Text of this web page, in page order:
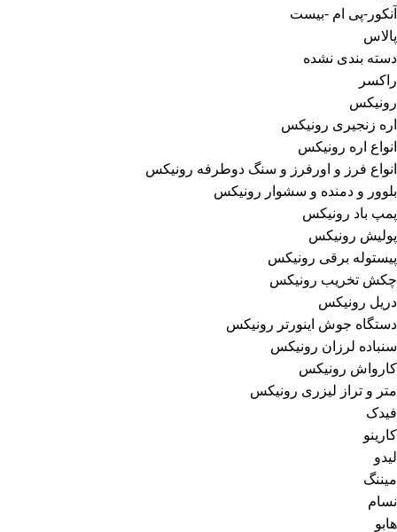
آنکور-پی ام -بیست
پالاس
دسته بندی نشده
راکسر
رونیکس
اره زنجیری رونیکس
انواع اره رونیکس
انواع فرز و اورفرز و سنگ دوطرفه رونیکس
بلوور و دمنده و سشوار رونیکس
پمپ باد رونیکس
پولیش رونیکس
پیستوله برقی رونیکس
چکش تخریب رونیکس
دریل رونیکس
دستگاه جوش اینورتر رونیکس
سنباده لرزان رونیکس
کارواش رونیکس
متر و تراز لیزری رونیکس
فیدک
کارینو
لیدو
میننگ
نسام
هابو